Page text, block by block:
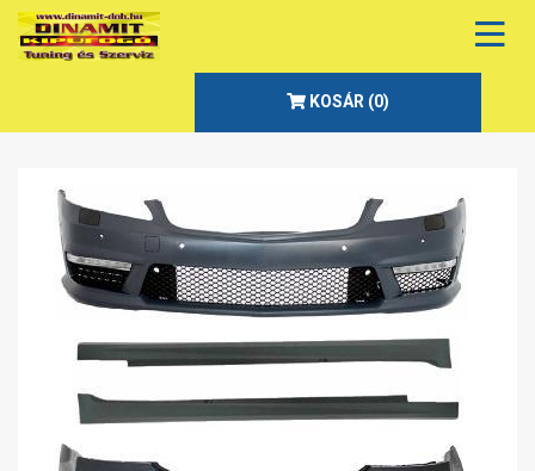
KOSÁR (0)